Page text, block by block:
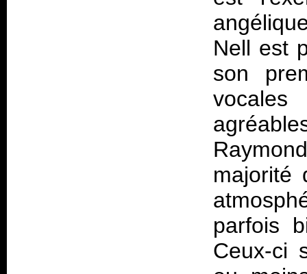
Nell est
son
majorité
parfois
Ceux-ci